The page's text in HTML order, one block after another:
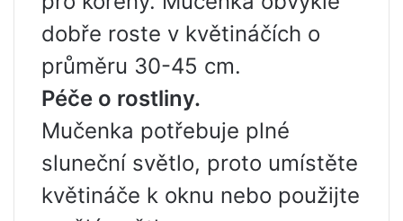
dobře roste v květináčích o
průměru 30-45 cm.
Péče o rostliny.
Mučenka potřebuje plné
sluneční světlo, proto umístěte
květináče k oknu nebo použijte